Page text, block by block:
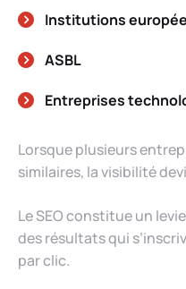
Institutions
ASBL
Entreprises
Lorsque plusieurs
similaires, la visibilité
Le SEO constitue un
des résultats qui
par clic.